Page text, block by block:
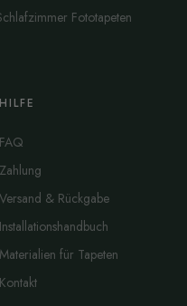
Fototapeten
HILFE
FAQ
Zahlung
Versand & Rückgabe
Installationshandbuch
Materialien für Tapeten
Kontakt